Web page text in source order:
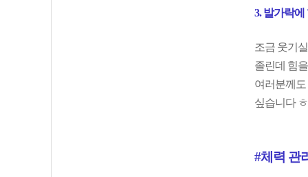
3. 발가락에
조금 웃기
졸린데 힘
여러분께
싶습니다
#체력 관